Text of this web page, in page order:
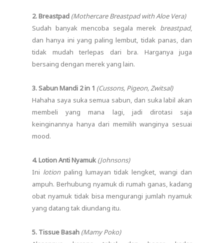
2. Breastpad (Mothercare Breastpad with Aloe Vera)
Sudah banyak mencoba segala merek breastpad,
dan hanya ini yang paling lembut, tidak panas, dan
tidak mudah terlepas dari bra. Harganya juga
bersaing dengan merek yang lain.
3. Sabun Mandi 2 in 1 (Cussons, Pigeon, Zwitsal)
Hahaha saya suka semua sabun, dan suka labil akan
membeli yang mana lagi, jadi dirotasi saja
keinginannya hanya dari memilih wanginya sesuai
mood.
4. Lotion Anti Nyamuk (Johnsons)
Ini lotionpaling lumayan tidak lengket, wangi dan
ampuh. Berhubung nyamuk di rumah ganas, kadang
obat nyamuk tidak bisa mengurangi jumlah nyamuk
yang datang tak diundang itu.
5. Tissue Basah (Mamy Poko)